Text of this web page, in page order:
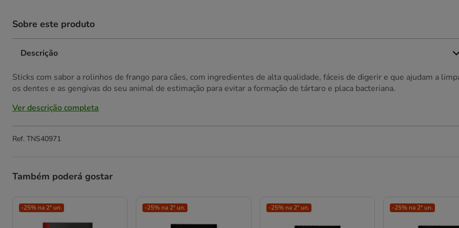
Sobre este produto
Descrição
Sticks com sabor a rolinhos de frango para cães, com ingredientes de alta qualidade, fáceis de digerir e que ajudam a
os dentes e as gengivas do seu animal de estimação para evitar a formação de tártaro e placa bacteriana.
Ver descrição completa
Ref. TNS40971
Também poderá gostar
-25% na 2ª un. -25% na 2ª un. -25% na 2ª un. -25% na 2ª un.